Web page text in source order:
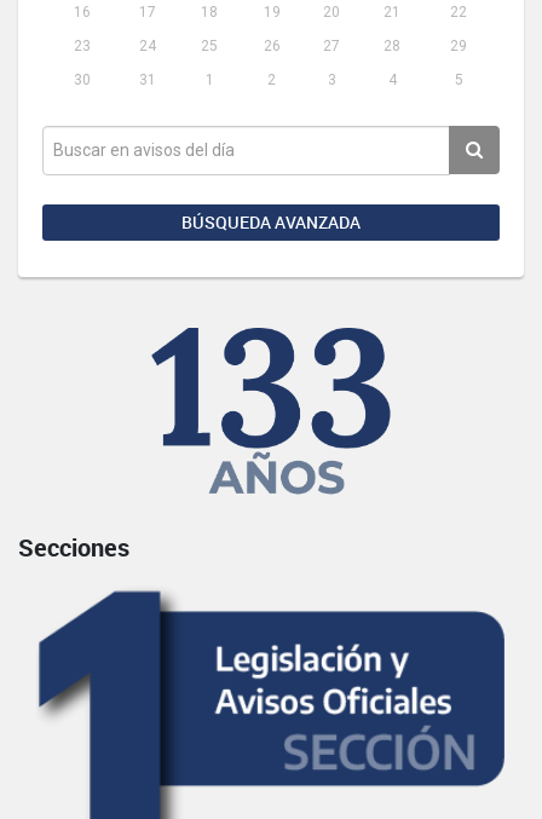
16
17 18 19 20 21
22
23
24 25 26 27 28
29
30
31 1 2 3 4 5
BÚSQUEDA AVANZADA
Secciones